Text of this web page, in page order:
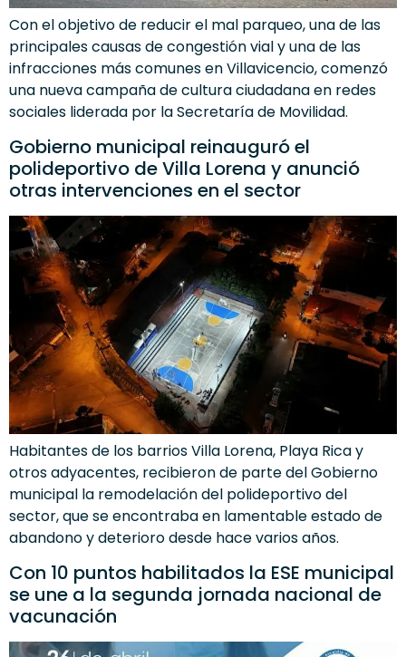
Con el objetivo de reducir el mal parqueo, una de las
principales causas de congestión vial y una de las
infracciones más comunes en Villavicencio, comenzó
una nueva campaña de cultura ciudadana en redes
sociales liderada por la Secretaría de Movilidad.
Gobierno municipal reinauguró el
polideportivo de Villa Lorena y anunció
otras intervenciones en el sector
Habitantes de los barrios Villa Lorena, Playa Rica y
otros adyacentes, recibieron de parte del Gobierno
municipal la remodelación del polideportivo del
sector, que se encontraba en lamentable estado de
abandono y deterioro desde hace varios años.
Con 10 puntos habilitados la ESE municipal
se une a la segunda jornada nacional de
vacunación